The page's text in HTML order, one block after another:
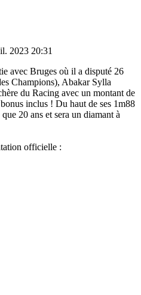
2023 20:31
avec Bruges où il a disputé 26
Champions), Abakar Sylla
du Racing avec un montant de
inclus ! Du haut de ses 1m88
20 ans et sera un diamant à
officielle :